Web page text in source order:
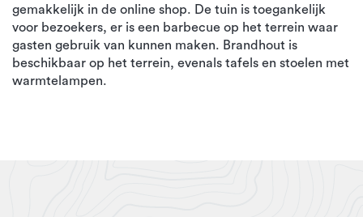
gemakkelijk in de online shop. De tuin is toegankelijk
voor bezoekers, er is een barbecue op het terrein waar
gasten gebruik van kunnen maken. Brandhout is
beschikbaar op het terrein, evenals tafels en stoelen met
warmtelampen.